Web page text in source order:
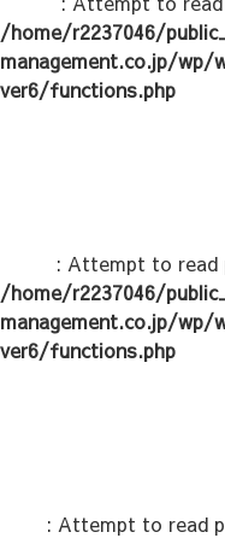
/home/r2237046/
management.co.jp/
ver6/functions.php
: Attempt to read
/home/r2237046/
management.co.jp/
ver6/functions.php
: Attempt to read